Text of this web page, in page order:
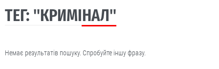
ТЕГ: "КРИМІНАЛ"
Немає результатів пошуку. Спробуйте іншу фразу.